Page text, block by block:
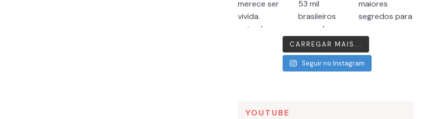
CARREGAR MAIS...
Seguir no Instagram
YOUTUBE